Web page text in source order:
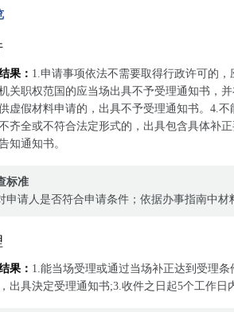
果： 1.申请事项依法不需要取得行政许可的
关职权范国的应当场出具不予受理通知书，
虚假材料申请的，出具不予受理通知书。4.
齐全或不符合法定形式的，出具包含具体补
知通知书。
标准
申请人是否符合申请条件；依据办事指南中
果： 1.能当场受理或通过当场补正达到受理
出具決定受理通知书;3.收件之日起5个工作日